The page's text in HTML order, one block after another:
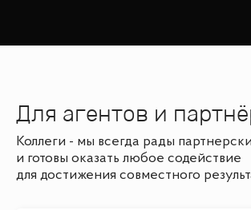
Для агентов и
Коллеги - мы всегда рады
и готовы оказать любое содействие
для достижения совместного